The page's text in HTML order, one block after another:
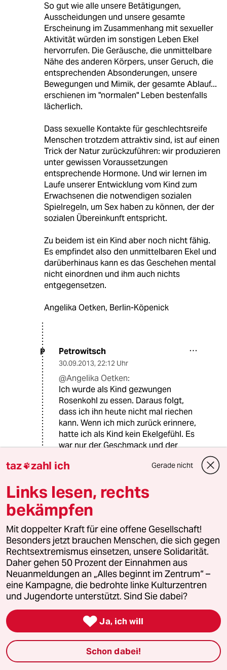
So gut wie alle unsere Betätigungen,
Ausscheidungen und unsere gesamte
Erscheinung im Zusammenhang mit sexueller
Aktivität würden im sonstigen Leben Ekel
hervorrufen. Die Geräusche, die unmittelbare
Nähe des anderen Körpers, unser Geruch, die
entsprechenden Absonderungen, unsere
Bewegungen und Mimik, der gesamte Ablauf...
erschienen im "normalen" Leben bestenfalls
lächerlich.
Dass sexuelle Kontakte für geschlechtsreife
Menschen trotzdem attraktiv sind, ist auf einen
Trick der Natur zurückzuführen: wir produzieren
unter gewissen Voraussetzungen
entsprechende Hormone. Und wir lernen im
Laufe unserer Entwicklung vom Kind zum
Erwachsenen die notwendigen sozialen
Spielregeln, um Sex haben zu können, der der
sozialen Übereinkunft entspricht.
Zu beidem ist ein Kind aber noch nicht fähig.
Es empfindet also den unmittelbaren Ekel und
darüberhinaus kann es das Geschehen mental
nicht einordnen und ihm auch nichts
entgegensetzen.
Angelika Oetken, Berlin-Köpenick
P Petrowitsch
30.09.2013, 22:12 Uhr
@Angelika Oetken:
Ich wurde als Kind gezwungen
Rosenkohl zu essen. Daraus folgt,
dass ich ihn heute nicht mal riechen
kann. Wenn ich mich zurück erinnere,
hatte ich als Kind kein Ekelgefühl. Es
war nur der Geschmack und der
ich Ekel. Ich denke nicht, dass ich
muss oder Menschen die Rosenkohl
essen, sondern den "Spielregeln" die
für mich als Kind nachteilig ausgelegt
wurden. Ich war immer ein
neugieriges Kind und habe gerne
neues ausprobiert, bis an diesem
Tag. Seit dem esse ich gar keinen
Kohl mehr.
Was die Sexualität angeht, müssen
sie zwischen der Kindlichen
Sexualität und der von Erwachsenen
strikt unterscheiden. Die erwachsene
ist sehr auf die Geschlechtsteile und
die Fortpflanzung ausrichtet,
wohingegen Kinder unter Sexualität
taz zahl ich Gerade nicht
Links lesen, rechts
bekämpfen
Mit doppelter Kraft für eine offene Gesellschaft!
Besonders jetzt brauchen Menschen, die sich gegen
Rechtsextremismus einsetzen, unsere Solidarität.
Daher gehen 50 Prozent der Einnahmen aus
Neuanmeldungen an „Alles beginnt im Zentrum“ –
eine Kampagne, die bedrohte linke Kulturzentren
und Jugendorte unterstützt. Sind Sie dabei?
 Ja, ich will
Schon dabei!